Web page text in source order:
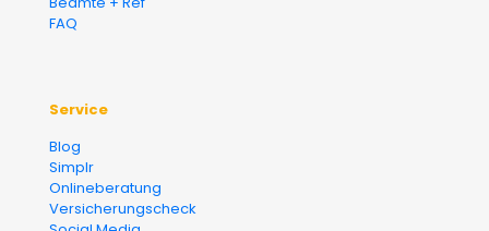
FAQ
Service
Blog
Simplr
Onlineberatung
Versicherungscheck